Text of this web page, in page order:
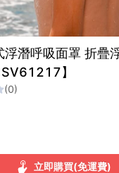
浮潛呼吸面罩 折疊
】
(0)
立即購買(免運費)